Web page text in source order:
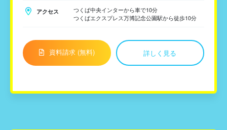
アクセス
つくば中央インターから車で10分
つくばエクスプレス万博記念公園駅から徒歩10分
資料請求 (無料) 詳しく見る